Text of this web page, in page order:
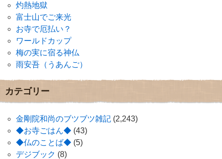
灼熱地獄
富士山でご来光
お寺で厄払い？
ワールドカップ
梅の実に宿る神仏
雨安吾（うあんご）
カテゴリー
金剛院和尚のブツブツ雑記 (2,243)
◆お寺ごはん◆ (43)
◆仏のことば◆ (5)
デジブック (8)